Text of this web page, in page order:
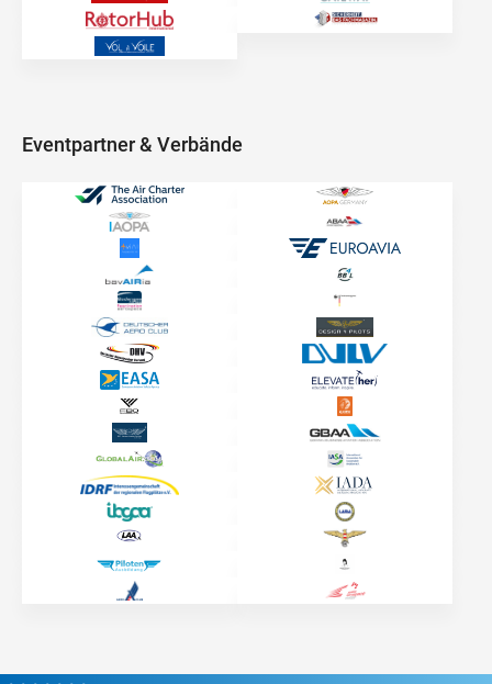
Eventpartner & Verbände